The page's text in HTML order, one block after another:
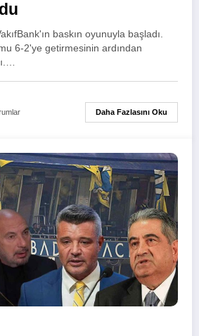
baskın oyunuyla başladı.
6-2'ye getirmesinin ardından
Daha Fazlasını Oku